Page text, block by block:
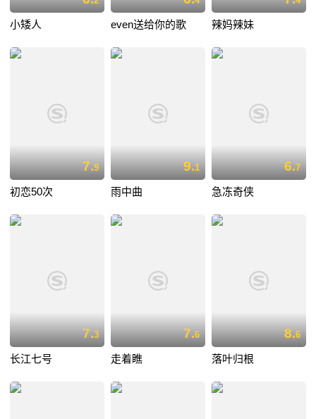
小矮人 even送给你的歌 辣妈辣妹
7.9
初恋50次
9.1
雨中曲
6.7
急冻奇侠
7.3
长江七号
7.6
走着瞧
8.6
落叶归根